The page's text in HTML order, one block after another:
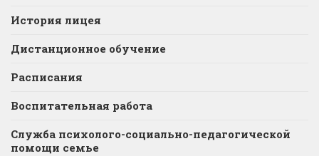
История лицея
Дистанционное обучение
Расписания
Воспитательная работа
Служба психолого-социально-педагогической
помощи семье